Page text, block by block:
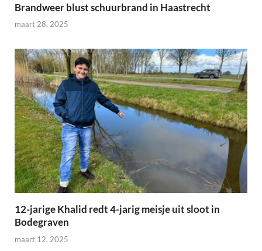
Brandweer blust schuurbrand in Haastrecht
maart 28, 2025
12-jarige Khalid redt 4-jarig meisje uit sloot in
Bodegraven
maart 12, 2025